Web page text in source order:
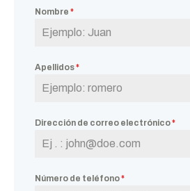
Nombre *
Apellidos*
Dirección de correo electrónico*
Número de teléfono*